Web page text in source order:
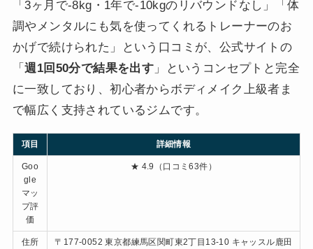
「3ヶ月で-8kg・1年で-10kgのリバウンドなし」「体
調やメンタルにも気を使ってくれるトレーナーのお
かげで続けられた」という口コミが、公式サイトの
「週1回50分で結果を出す 」というコンセプトと完全
に一致しており、初心者からボディメイク上級者ま
で幅広く支持されているジムです。
項目 詳細情報
Goo
gle
マッ
プ評
価
★ 4.9（口コミ63件）
住所
〒177-0052 東京都練馬区関町東2丁目13-10 キャッスル鹿田